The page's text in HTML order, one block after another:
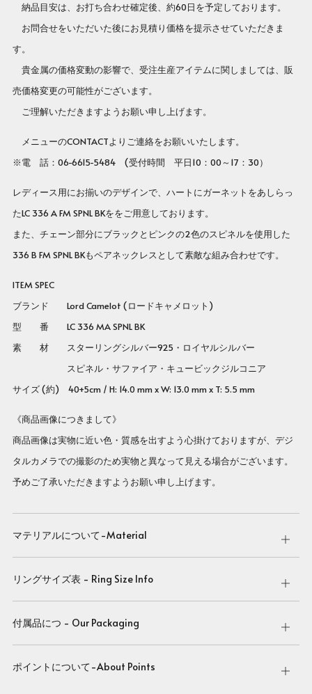
納品目安は、お打ち合わせ確定後、約60日を予定しております。
お問合せをいただいた後にお見積り価格を提示させていただきま
す。
貴金属の価格変動の影響で、受注生産アイテムに関しましては、販
売価格変更の可能性がございます。
ご理解いただきますようお願い申し上げます。
メニューのCONTACTよりご連絡をお願いいたします。
※電 話：06-6615-5484 (受付時間 平日10：00～17：30）
レディース用にお揃いのデザインで、ハートにガーネットをあしらっ
たLC 336 A FM SPNL BKををご用意しております。
また、チェーン部分にブラックとピンクの2色のスピネルを使用した
336 B FM SPNL BKもペアネックレスとして素敵な組み合わせです。
ITEM SPEC
ブランド Lord Camelot (ロードキャメロット)
型 番 LC 336 MA SPNL BK
素 材 スターリングシルバー925・ロイヤルシルバー
スピネル・サファイア・キュービックジルコニア
サイズ (約) 40+5cm / H: 14.0 mm x W: 13.0 mm x T: 5.5 mm
《商品画像につきまして》
商品画像は実物に近い色・質感を出すよう心掛けておりますが、デジ
タルカメラでの撮影のため実物と異なって見える場合がございます。
予めご了承いただきますようお願い申し上げます。
マテリアルについて-Material
Open
tab
リングサイズ表 - Ring Size Info
Open
tab
付属品につ - Our Packaging
Open
tab
ポイントについて-About Points
Open